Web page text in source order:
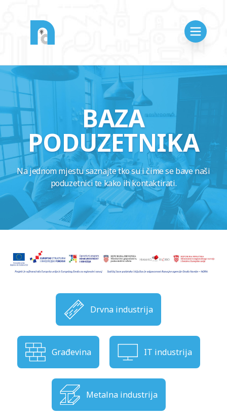
BAZA
PODUZETNIKA
Na jednom mjestu saznajte tko su i čime se bave naši
poduzetnici te kako ih kontaktirati.
Drvna industrija
Građevina IT industrija
Metalna industrija